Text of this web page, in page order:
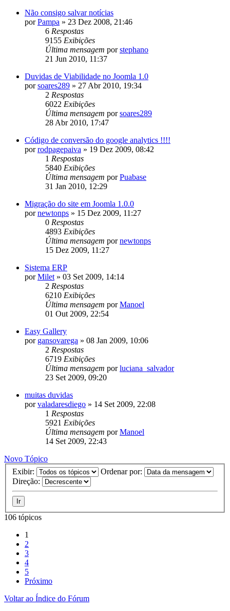
Não consigo salvar notícias
porPampa » 23 Dez 2008, 21:46
6 Respostas
9155 Exibições
Última mensagem porstephano
21 Jun 2010, 11:37
Duvidas de Viabilidade no Joomla 1.0
porsoares289 » 27 Abr 2010, 19:34
2 Respostas
6022 Exibições
Última mensagem porsoares289
28 Abr 2010, 17:47
Código de conversão do google analytics !!!!
porrodpagepaiva » 19 Dez 2009, 08:42
1 Respostas
5840 Exibições
Última mensagem porPuabase
31 Jan 2010, 12:29
Migração do site em Joomla 1.0.0
pornewtonps » 15 Dez 2009, 11:27
0 Respostas
4893 Exibições
Última mensagem pornewtonps
15 Dez 2009, 11:27
Sistema ERP
porMilet » 03 Set 2009, 14:14
2 Respostas
6210 Exibições
Última mensagem porManoel
01 Out 2009, 22:54
Easy Gallery
por gansovarega » 08 Jan 2009, 10:06
2 Respostas
6719 Exibições
Última mensagem porluciana_salvador
23 Set 2009, 09:20
muitas duvidas
porvaladaresdiego » 14 Set 2009, 22:08
1 Respostas
5921 Exibições
Última mensagem porManoel
14 Set 2009, 22:43
Novo Tópico
Exibir:
Ordenar por:
Direção:
106 tópicos
1
2
3
4
5
Próximo
Voltar ao Índice do Fórum